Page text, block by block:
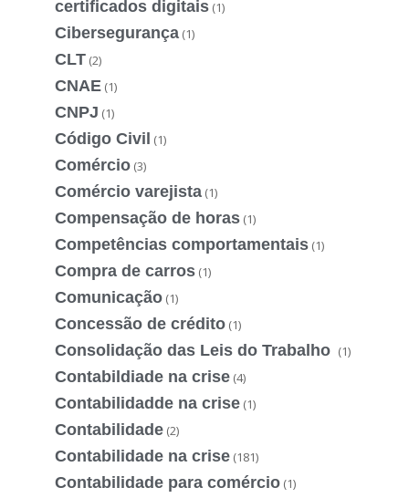
certificados digitais (1)
Cibersegurança (1)
CLT (2)
CNAE (1)
CNPJ (1)
Código Civil (1)
Comércio (3)
Comércio varejista (1)
Compensação de horas (1)
Competências comportamentais (1)
Compra de carros (1)
Comunicação (1)
Concessão de crédito (1)
Consolidação das Leis do Trabalho (1)
Contabildiade na crise (4)
Contabilidadde na crise (1)
Contabilidade (2)
Contabilidade na crise (181)
Contabilidade para comércio (1)